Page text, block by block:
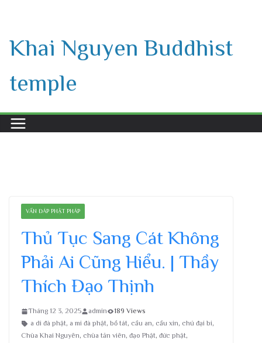
content
Khai Nguyen Buddhist
temple
VẤN ĐÁP PHẬT PHÁP
Thủ Tục Sang Cát Không
Phải Ai Cũng Hiểu. | Thầy
Thích Đạo Thịnh
Tháng 12 3, 2025 admin
189 Views
a di đà phật, a mi đà phật, bồ tát, cầu an, cầu xin, chú đại bi,
Chùa Khai Nguyên, chùa tản viên, đạo Phật, đức phật,